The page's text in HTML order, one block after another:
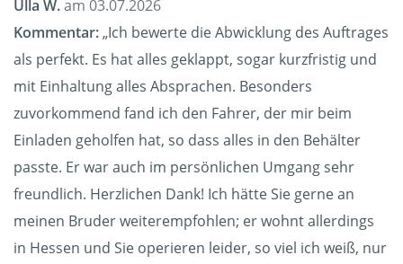
Ulla W.am 03.07.2026
Kommentar:„Ich bewerte die Abwicklung des Auftrages
als perfekt. Es hat alles geklappt, sogar kurzfristig und
mit Einhaltung alles Absprachen. Besonders
zuvorkommend fand ich den Fahrer, der mir beim
Einladen geholfen hat, so dass alles in den Behälter
passte. Er war auch im persönlichen Umgang sehr
freundlich. Herzlichen Dank! Ich hätte Sie gerne an
meinen Bruder weiterempfohlen; er wohnt allerdings
in Hessen und Sie operieren leider, so viel ich weiß, nur